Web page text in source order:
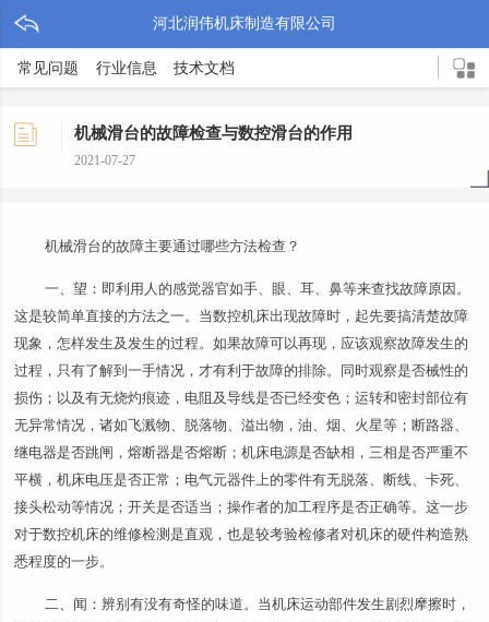
河北润伟机床制造有限公司
常见问题 行业信息 技术文档
机械滑台的故障检查与数控滑台的作用
2021-07-27
机械滑台的故障主要通过哪些方法检查？
一、望：即利用人的感觉器官如手、眼、耳、鼻等来查找故障原因。
这是较简单直接的方法之一。当数控机床出现故障时，起先要搞清楚故障
现象，怎样发生及发生的过程。如果故障可以再现，应该观察故障发生的
过程，只有了解到一手情况，才有利于故障的排除。同时观察是否械性的
损伤；以及有无烧灼痕迹，电阻及导线是否已经变色；运转和密封部位有
无异常情况，诸如飞溅物、脱落物、溢出物，油、烟、火星等；断路器、
继电器是否跳闸，熔断器是否熔断；机床电源是否缺相，三相是否严重不
平横，机床电压是否正常；电气元器件上的零件有无脱落、断线、卡死、
接头松动等情况；开关是否适当；操作者的加工程序是否正确等。这一步
对于数控机床的维修检测是直观，也是较考验检修者对机床的硬件构造熟
悉程度的一步。
二、闻：辨别有没有奇怪的味道。当机床运动部件发生剧烈摩擦时，